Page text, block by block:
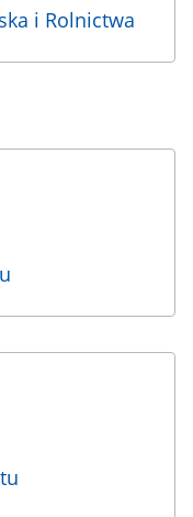
i Rolnictwa